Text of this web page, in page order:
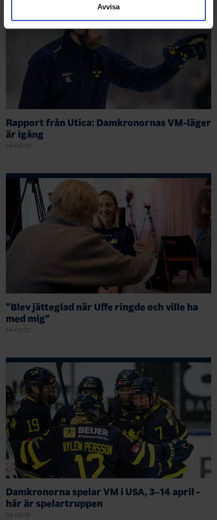
Avvisa
Rapport från Utica: Damkronornas VM-läger
är igång
24-03-29
"Blev jätteglad när Uffe ringde och ville ha
med mig"
24-03-22
Damkronorna spelar VM i USA, 3–14 april -
här är spelartruppen
24-03-19